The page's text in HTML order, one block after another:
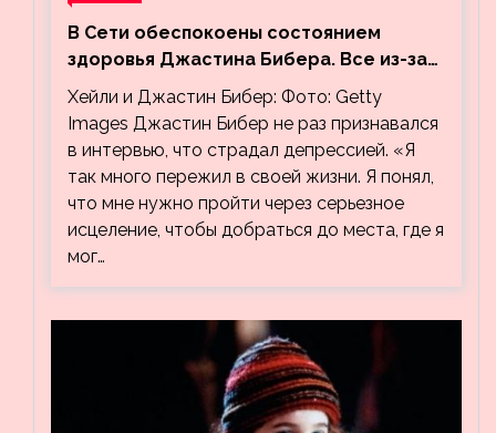
В Сети обеспокоены состоянием
здоровья Джастина Бибера. Все из-за
видео, на котором его успокаивает
Хейли
Хейли и Джастин Бибер: Фото: Getty
Images Джастин Бибер не раз признавался
в интервью, что страдал депрессией. «Я
так много пережил в своей жизни. Я понял,
что мне нужно пройти через серьезное
исцеление, чтобы добраться до места, где я
мог…